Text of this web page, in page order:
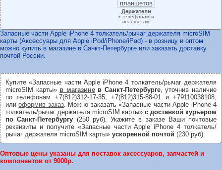
Держатели
к телефонам и
планшетам
Запасные части Apple iPhone 4 толкатель/рычаг держателя microSIM
карты (Аксессуары для Apple iPod/iPhone/iPad) - в розницу и оптом
можно купить в магазине в Санкт-Петербурге или заказать доставку
почтой России.
Купите «Запасные части Apple iPhone 4 толкатель/рычаг держателя
microSIM карты» в магазинев Санкт-Петербурге, уточнив наличие
по телефонам +7(812)312-17-35, +7(812)315-88-01 и +79110038108,
илиоформив заказ. Можно заказать «Запасные части Apple iPhone 4
толкатель/рычаг держателя microSIM карты» с доставкой курьером
по Санкт-Петербургу (250 руб). Укажите в заказе Ваши почтовые
реквизиты и получите «Запасные части Apple iPhone 4 толкатель/
рычаг держателя microSIM карты» ускоренной почтой (230 руб).
Оптовые цены указаны для поставок аксессуаров, запчастей и
компонентов от 9000р.